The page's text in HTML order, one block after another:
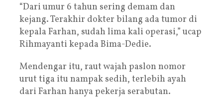
“Dari umur 6 tahun sering demam dan
kejang. Terakhir dokter bilang ada tumor di
kepala Farhan, sudah lima kali operasi,” ucap
Rihmayanti kepada Bima-Dedie.
Mendengar itu, raut wajah paslon nomor
urut tiga itu nampak sedih, terlebih ayah
dari Farhan hanya pekerja serabutan.